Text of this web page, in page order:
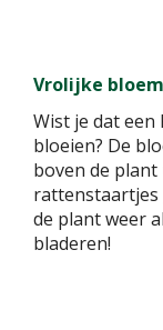
Vrolijke
Wist je dat
bloeien? De
boven de
rattenstaartjes
de plant weer
bladeren!